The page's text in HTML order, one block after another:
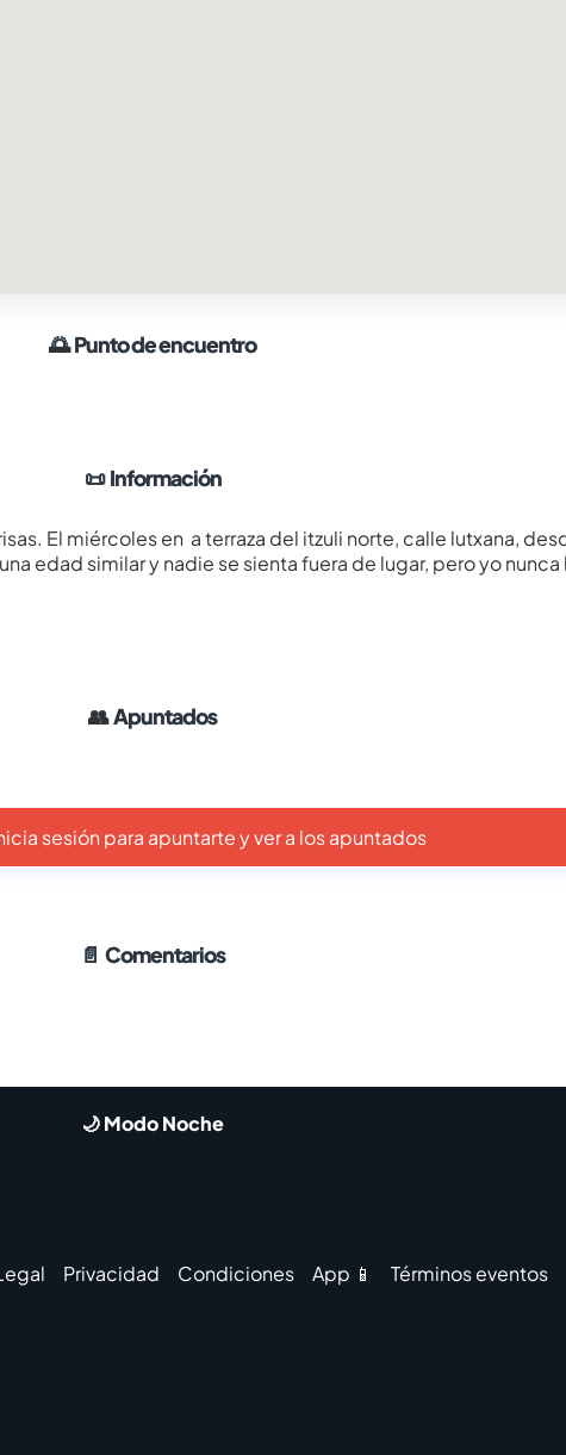
🌅Punto de encuentro
📜Información
El miércoles en a terraza del itzuli norte, calle lutxana,
edad similar y nadie se sienta fuera de lugar, pero yo
👥Apuntados
sesión para apuntarte y ver a los apuntados
📄 Comentarios
🌙 Modo Noche
Privacidad Condiciones App 📱 Términos eventos